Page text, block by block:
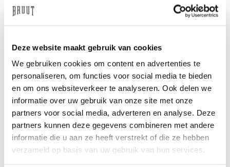
Deze website maakt gebruik van cookies
We gebruiken cookies om content en advertenties te
personaliseren, om functies voor social media te bieden
en om ons websiteverkeer te analyseren. Ook delen we
informatie over uw gebruik van onze site met onze
partners voor social media, adverteren en analyse. Deze
partners kunnen deze gegevens combineren met andere
informatie die u aan ze heeft verstrekt of die ze hebben
verzameld op basis van uw gebruik van hun services.
DAILY PAPER
Dotted Monogram Swimshorts
True Blue
€50
ASICS
GEL NYC RGD Black Graphite
Grey